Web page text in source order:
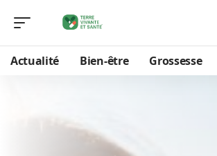
Actualité Bien-être Grossesse